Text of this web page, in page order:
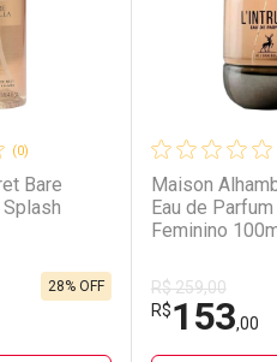
Ativar
(0)
Bare
28% OFF
Maison
Eau de
Feminino
R$ 259,00
R$153,00